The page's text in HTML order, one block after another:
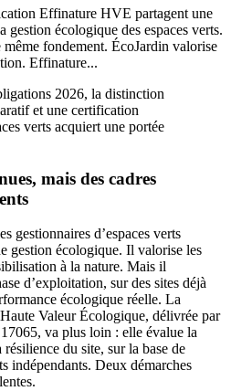
Effinature HVE partagent une
gestion écologique des espaces verts.
fondement. ÉcoJardin valorise
Effinature...
2026, la distinction
et une certification
verts acquiert une portée
mais des cadres
gestionnaires d’espaces verts
gestion écologique. Il valorise les
à la nature. Mais il
d’exploitation, sur des sites déjà
écologique réelle. La
Valeur Écologique, délivrée par
va plus loin : elle évalue la
du site, sur la base de
indépendants. Deux démarches